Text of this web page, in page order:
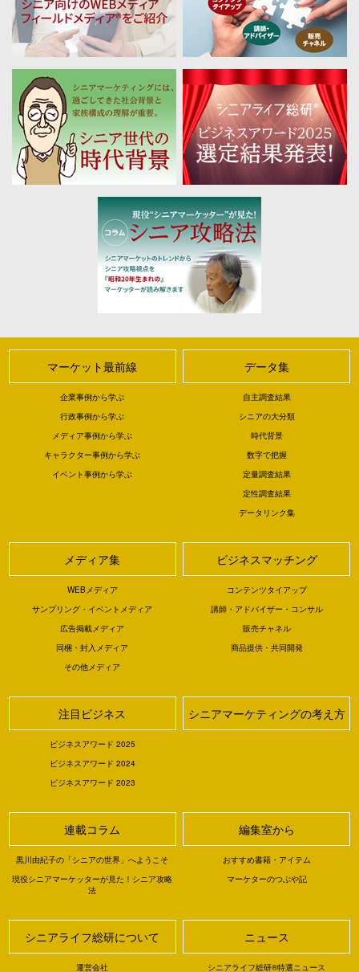
マーケット最前線
企業事例から学ぶ
行政事例から学ぶ
メディア事例から学ぶ
キャラクター事例から学ぶ
イベント事例から学ぶ
データ集
自主調査結果
シニアの大分類
時代背景
数字で把握
定量調査結果
定性調査結果
データリンク集
メディア集
WEBメディア
サンプリング・イベントメディア
広告掲載メディア
同梱・封入メディア
その他メディア
ビジネスマッチング
コンテンツタイアップ
講師・アドバイザー・コンサル
販売チャネル
商品提供・共同開発
注目ビジネス
ビジネスアワード 2025
ビジネスアワード 2024
ビジネスアワード 2023
シニアマーケティングの考え方
連載コラム
黒川由紀子の「シニアの世界」へようこそ
現役シニアマーケッターが見た！シニア攻略
法
編集室から
おすすめ書籍・アイテム
マーケターのつぶや記
シニアライフ総研について
運営会社
ニュース
シニアライフ総研®特選ニュース